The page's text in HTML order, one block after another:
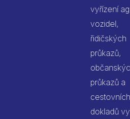
vyřízení
vozidel,
řidičských
průkazů,
průkazů a
cestovních
dokladů